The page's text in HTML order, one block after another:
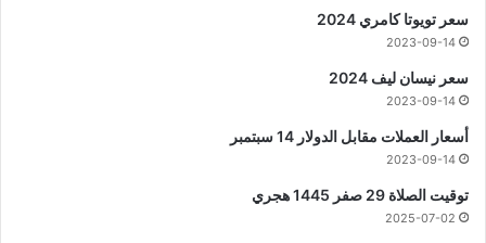
سعر تويوتا كامري 2024
2023-09-14
سعر نيسان ليف 2024
2023-09-14
أسعار العملات مقابل الدولار 14 سبتمبر
2023-09-14
توقيت الصلاة 29 صفر 1445 هجري
2025-07-02